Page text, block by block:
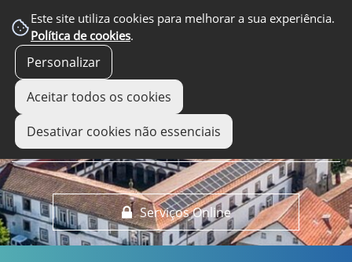
Este site utiliza cookies para melhorar a sua experiência.
Política de cookies.
Personalizar
Aceitar todos os cookies
Desativar cookies não essenciais
Serviços Online
EM DESTAQUE